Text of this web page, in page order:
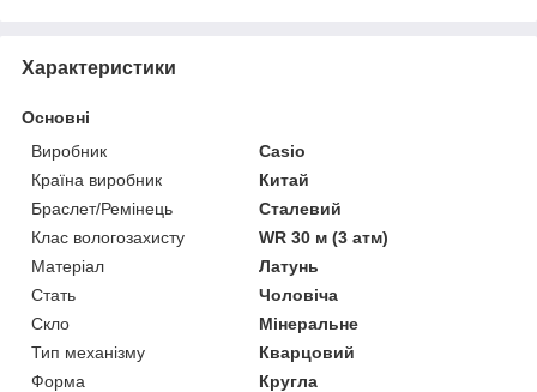
Характеристики
Основні
Виробник
Casio
Країна виробник
Китай
Браслет/Ремінець
Сталевий
Клас вологозахисту
WR 30 м (3 атм)
Матеріал
Латунь
Стать
Чоловіча
Скло
Мінеральне
Тип механізму
Кварцовий
Форма
Кругла